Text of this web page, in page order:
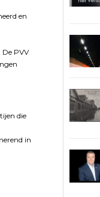
en
PVV
die
in